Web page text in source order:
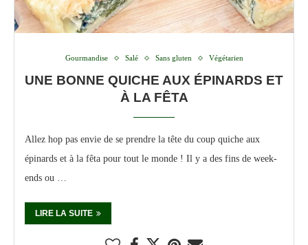
Gourmandise Salé Sans gluten Végétarien
UNE BONNE QUICHE AUX ÉPINARDS ET
À LA FÊTA
Allez hop pas envie de se prendre la tête du coup quiche aux
épinards et à la fêta pour tout le monde ! Il y a des fins de week-
ends ou …
LIRE LA SUITE